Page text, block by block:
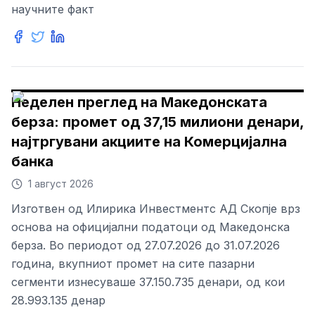
научните факт
Неделен преглед на Македонската
берза: промет од 37,15 милиони денари,
најтргувани акциите на Комерцијална
банка
1 август 2026
Изготвен од Илирика Инвестментс АД Скопје врз
основа на официјални податоци од Македонска
берза. Во периодот од 27.07.2026 до 31.07.2026
година, вкупниот промет на сите пазарни
сегменти изнесуваше 37.150.735 денари, од кои
28.993.135 денар